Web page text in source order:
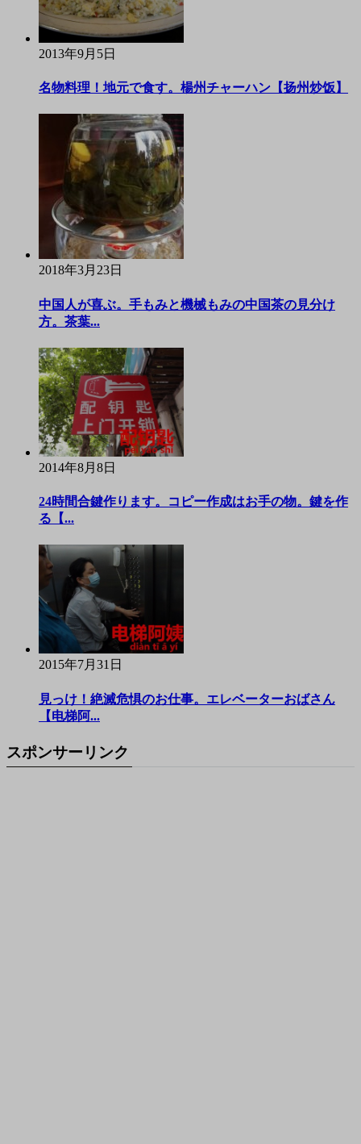
2013年9月5日
名物料理！地元で食す。楊州チャーハン【扬州炒饭】
2018年3月23日
中国人が喜ぶ。手もみと機械もみの中国茶の見分け
方。茶葉...
2014年8月8日
24時間合鍵作ります。コピー作成はお手の物。鍵を作
る【...
2015年7月31日
見っけ！絶滅危惧のお仕事。エレベーターおばさん
【电梯阿...
スポンサーリンク